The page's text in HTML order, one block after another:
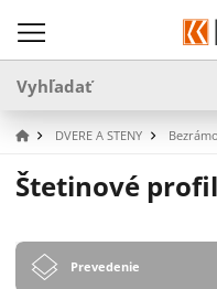
DVERE A STENY
Štetinové
Prevedenie